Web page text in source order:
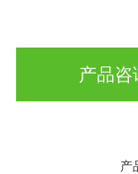
产品咨
产